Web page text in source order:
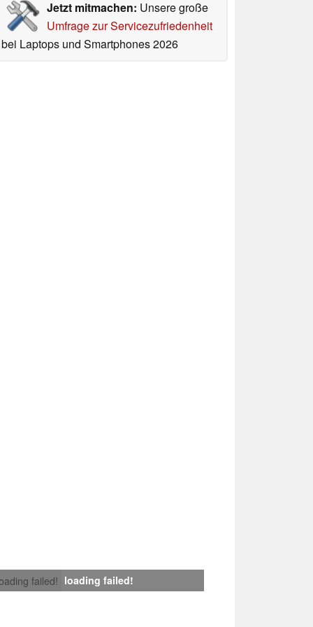
Jetzt mitmachen: Unsere große
Umfrage zur Servicezufriedenheit
bei Laptops und Smartphones 2026
failed! loading failed!